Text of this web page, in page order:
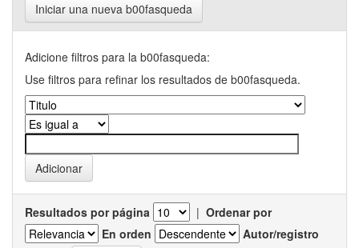
Iniciar una nueva b00fasqueda
Adicione filtros para la b00fasqueda:
Use filtros para refinar los resultados de b00fasqueda.
Resultados por página | Ordenar por
En orden
Autor/registro